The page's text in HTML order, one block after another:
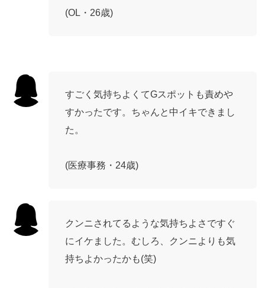
(OL・26歳)
すごく気持ちよくてGスポットも責めや
すかったです。ちゃんと中イキできまし
た。
(医療事務・24歳)
クンニされてるような気持ちよさですぐ
にイケました。むしろ、クンニよりも気
持ちよかったかも(笑)